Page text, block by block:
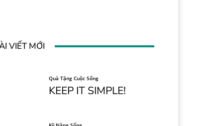
VIẾT MỚI
Quà Tặng Cuộc Sống
KEEP IT SIMPLE!